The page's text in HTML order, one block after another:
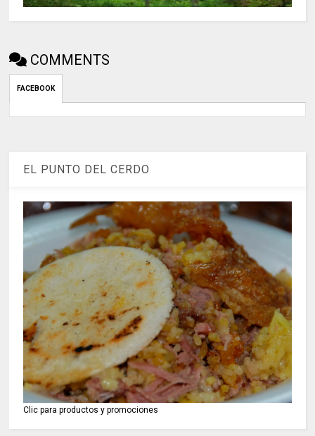
COMMENTS
FACEBOOK
EL PUNTO DEL CERDO
Clic para productos y promociones